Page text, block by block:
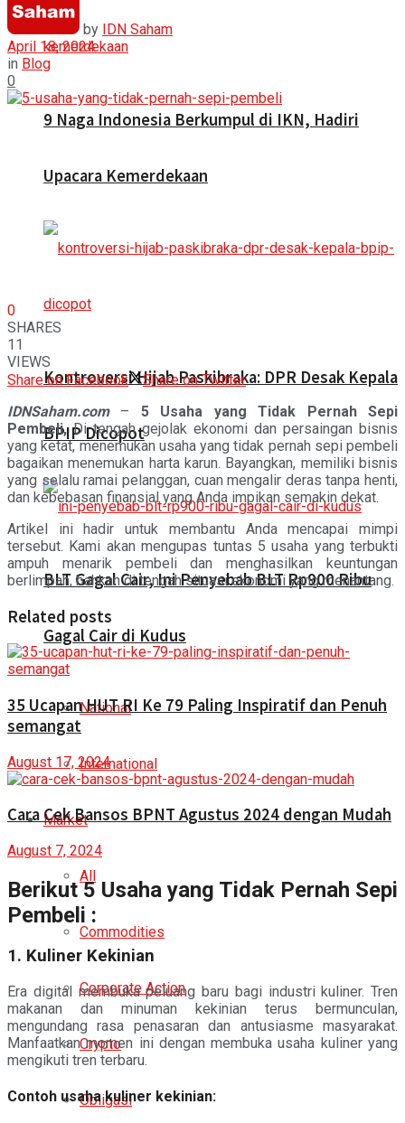
9 Naga Indonesia Berkumpul di IKN, Hadiri
Upacara Kemerdekaan
Kontroversi Hijab Paskibraka: DPR Desak Kepala
BPIP Dicopot
BLT Gagal Cair, Ini Penyebab BLT Rp900 Ribu
Gagal Cair di Kudus
National
International
Market
All
Commodities
Corporate Action
Crypto
Obligasi
by IDN Saham
April 18, 2024
in Blog
0
0
SHARES
11
VIEWS
Share on Facebook
Share on Twitter
IDNSaham.com– 5 Usaha yang Tidak Pernah Sepi
Pembeli,Di tengah gejolak ekonomi dan persaingan bisnis
yang ketat, menemukan usaha yang tidak pernah sepi pembeli
bagaikan menemukan harta karun. Bayangkan, memiliki bisnis
yang selalu ramai pelanggan, cuan mengalir deras tanpa henti,
dan kebebasan finansial yang Anda impikan semakin dekat.
Artikel ini hadir untuk membantu Anda mencapai mimpi
tersebut. Kami akan mengupas tuntas 5 usaha yang terbukti
ampuh menarik pembeli dan menghasilkan keuntungan
berlimpah, bahkan di tengah situasi ekonomi yang menantang.
Related posts
35 Ucapan HUT RI Ke 79 Paling Inspiratif dan Penuh
semangat
August 17, 2024
Cara Cek Bansos BPNT Agustus 2024 dengan Mudah
August 7, 2024
Berikut 5 Usaha yang Tidak Pernah Sepi
Pembeli :
1. Kuliner Kekinian
Era digital membuka peluang baru bagi industri kuliner. Tren
makanan dan minuman kekinian terus bermunculan,
mengundang rasa penasaran dan antusiasme masyarakat.
Manfaatkan momen ini dengan membuka usaha kuliner yang
mengikuti tren terbaru.
Contoh usaha kuliner kekinian: